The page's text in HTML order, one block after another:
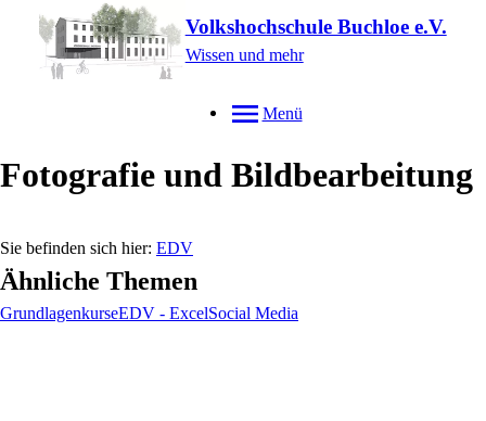
Volkshochschule Buchloe e.V.
Wissen und mehr
Menü
Fotografie und Bildbearbeitung
EDV
Ähnliche Themen
GrundlagenkurseEDV - ExcelSocial Media